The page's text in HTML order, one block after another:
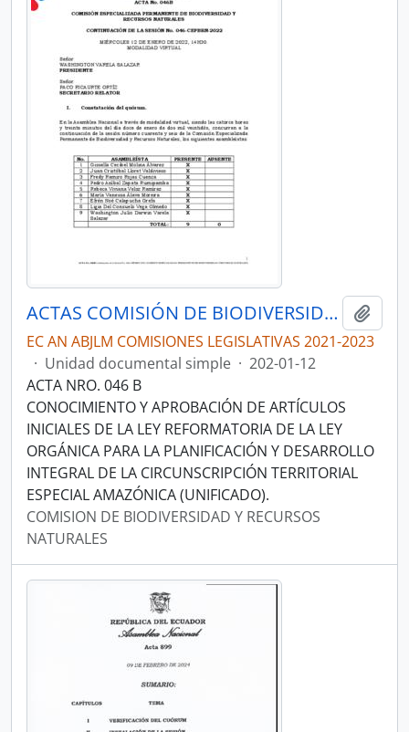
ACTAS COMISIÓN DE BIODIVERSIDAD Y RECURSOS NATURALES
EC AN ABJLM COMISIONES LEGISLATIVAS 2021-2023
· Unidad documental simple · 202-01-12
ACTA NRO. 046 B
CONOCIMIENTO Y APROBACIÓN DE ARTÍCULOS
INICIALES DE LA LEY REFORMATORIA DE LA LEY
ORGÁNICA PARA LA PLANIFICACIÓN Y DESARROLLO
INTEGRAL DE LA CIRCUNSCRIPCIÓN TERRITORIAL
ESPECIAL AMAZÓNICA (UNIFICADO).
COMISION DE BIODIVERSIDAD Y RECURSOS
NATURALES